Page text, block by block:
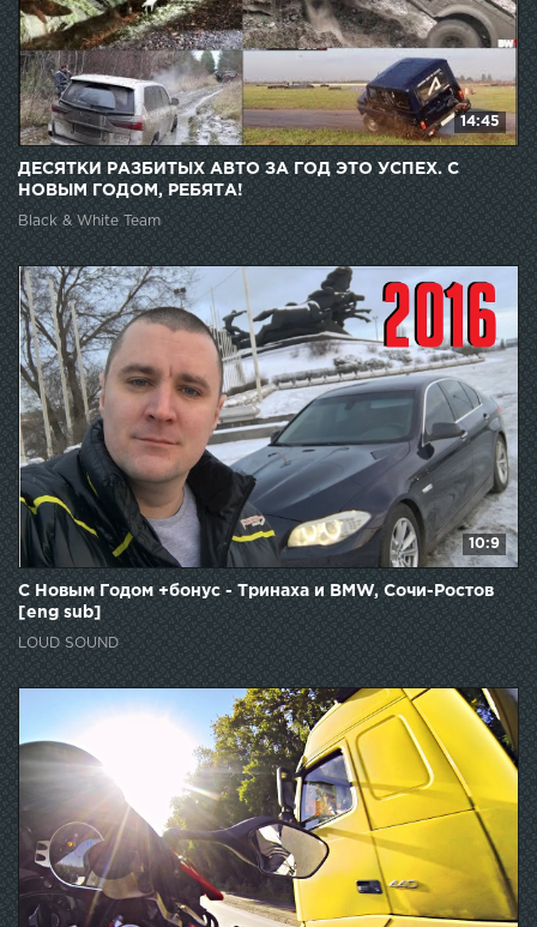
14:45
ДЕСЯТКИ РАЗБИТЫХ АВТО ЗА ГОД ЭТО УСПЕХ. С
НОВЫМ ГОДОМ, РЕБЯТА!
Black & White Team
10:9
С Новым Годом +бонус - Тринаха и BMW, Сочи-Ростов
[eng sub]
LOUD SOUND